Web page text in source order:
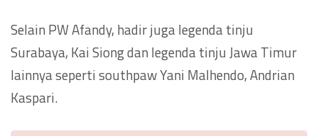
Selain PW Afandy, hadir juga legenda tinju
Surabaya, Kai Siong dan legenda tinju Jawa Timur
lainnya seperti southpaw Yani Malhendo, Andrian
Kaspari.